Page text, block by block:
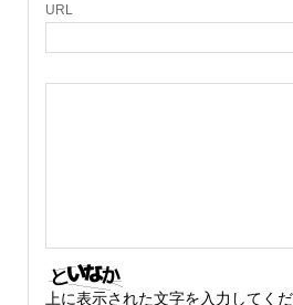
URL
上に表示された文字を入力してくだ